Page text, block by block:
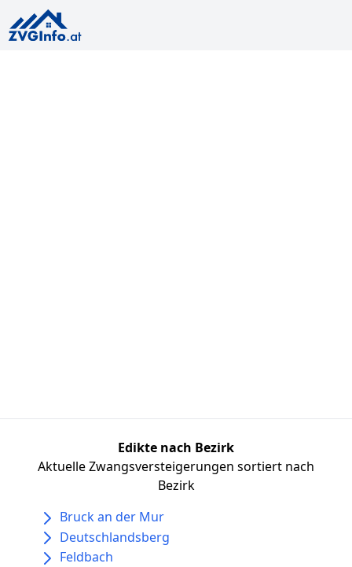
Edikte nach Bezirk
Aktuelle Zwangsversteigerungen sortiert nach
Bezirk
Bruck an der Mur
Deutschlandsberg
Feldbach